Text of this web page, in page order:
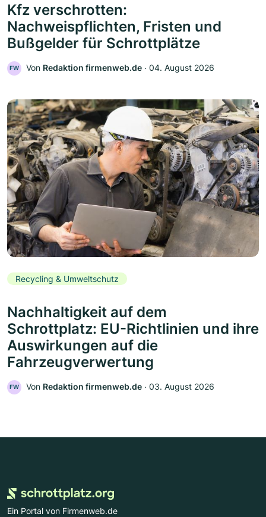
Kfz verschrotten:
Nachweispflichten, Fristen und
Bußgelder für Schrottplätze
FW Von Redaktion firmenweb.de ‧ 04. August 2026
Recycling & Umweltschutz
Nachhaltigkeit auf dem
Schrottplatz: EU-Richtlinien und ihre
Auswirkungen auf die
Fahrzeugverwertung
FW Von Redaktion firmenweb.de ‧ 03. August 2026
Ein Portal von Firmenweb.de